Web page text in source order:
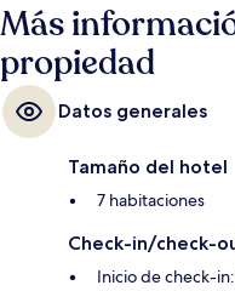
Más
propiedad
Datos generales
Tamaño del hotel
7 habitaciones
Check-in/check-
Inicio de check-